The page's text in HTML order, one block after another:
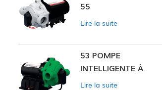
55
Lire la suite
53 POMPE
INTELLIGENTE À
PRESSION
Lire la suite